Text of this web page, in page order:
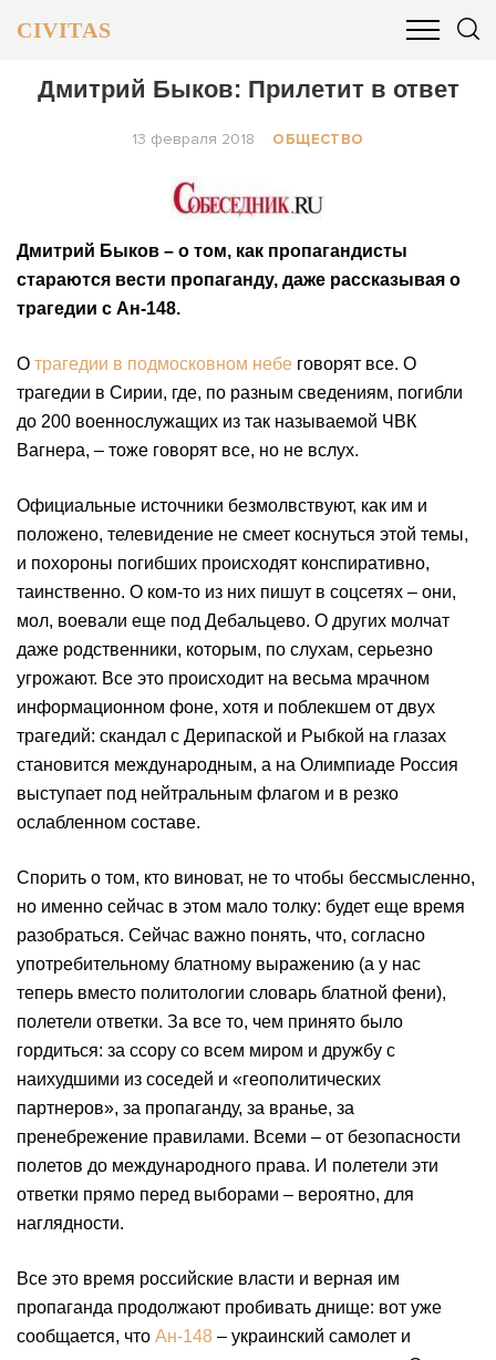
CIVITAS
ОБЩЕСТВО БИЗНЕС И ФИНАНСЫ
Дмитрий Быков: Прилетит в ответ
13 февраля 2018 ОБЩЕСТВО
Дмитрий Быков – о том, как пропагандисты
стараются вести пропаганду, даже рассказывая о
трагедии с Ан-148.
О трагедии в подмосковном небе говорят все. О
трагедии в Сирии, где, по разным сведениям, погибли
до 200 военнослужащих из так называемой ЧВК
Вагнера, – тоже говорят все, но не вслух.
Официальные источники безмолвствуют, как им и
положено, телевидение не смеет коснуться этой темы,
и похороны погибших происходят конспиративно,
таинственно. О ком-то из них пишут в соцсетях – они,
мол, воевали еще под Дебальцево. О других молчат
даже родственники, которым, по слухам, серьезно
угрожают. Все это происходит на весьма мрачном
информационном фоне, хотя и поблекшем от двух
трагедий: скандал с Дерипаской и Рыбкой на глазах
становится международным, а на Олимпиаде Россия
выступает под нейтральным флагом и в резко
ослабленном составе.
Спорить о том, кто виноват, не то чтобы бессмысленно,
но именно сейчас в этом мало толку: будет еще время
разобраться. Сейчас важно понять, что, согласно
употребительному блатному выражению (а у нас
теперь вместо политологии словарь блатной фени),
полетели ответки. За все то, чем принято было
гордиться: за ссору со всем миром и дружбу с
наихудшими из соседей и «геополитических
партнеров», за пропаганду, за вранье, за
пренебрежение правилами. Всеми – от безопасности
полетов до международного права. И полетели эти
ответки прямо перед выборами – вероятно, для
наглядности.
Все это время российские власти и верная им
пропаганда продолжают пробивать днище: вот уже
сообщается, что Ан-148 – украинский самолет и